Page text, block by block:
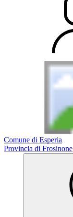
Comune di Esperia
Provincia di Frosinone